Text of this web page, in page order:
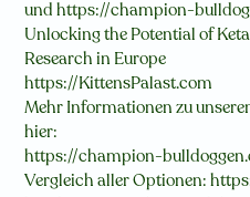
und https://champion-
Unlocking the Potential of
Research in Europe
https://KittensPalast.com
Mehr Informationen zu
hier:
https://champion-
Vergleich aller Optionen: